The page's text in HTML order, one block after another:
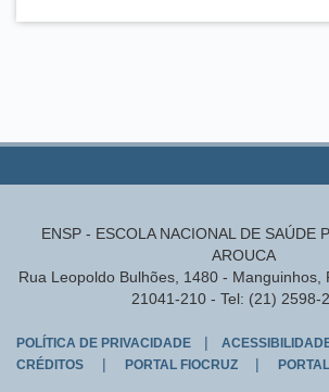
ENSP - ESCOLA NACIONAL DE SAÚDE
AROUCA
Rua Leopoldo Bulhões, 1480 - Manguinhos,
21041-210 - Tel: (21) 2598-
POLÍTICA DE PRIVACIDADE |
CRÉDITOS | PORTAL FIOCRUZ |